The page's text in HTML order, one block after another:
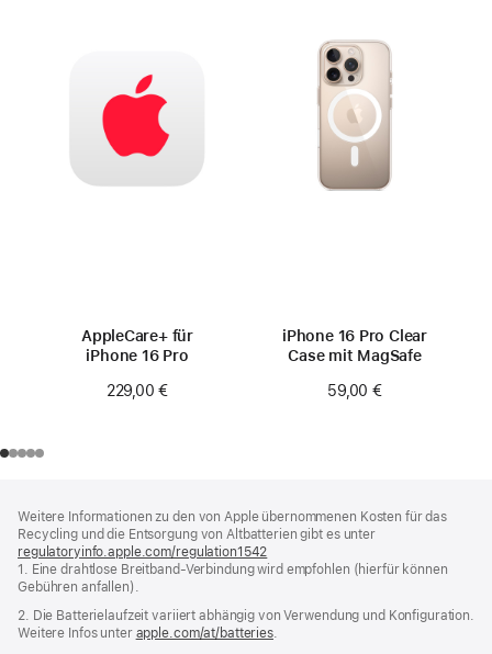
AppleCare+ für
iPhone 16 Pro
229,00 €
iPhone 16 Pro Clear
Case mit MagSafe
59,00 €
Weitere Informationen zu den von Apple übernommenen Kosten für das
Recycling und die Entsorgung von Altbatterien gibt es unter
regulatoryinfo.apple.com/regulation1542
ein
1. Eine drahtlose Breitband-Verbindung wird empfohlen (hierfür können
Gebühren anfallen).
2. Die Batterielaufzeit variiert abhängig von Verwendung und Konfiguration.
Weitere Infos unter apple.com/at/batteries.